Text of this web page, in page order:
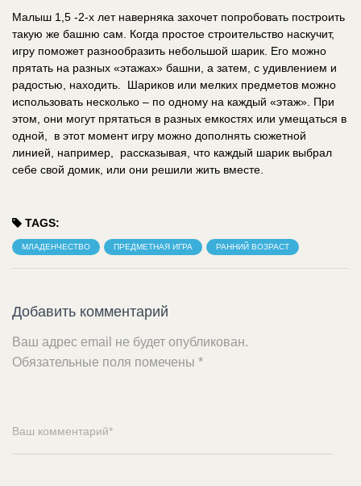
Малыш 1,5 -2-х лет наверняка захочет попробовать построить
такую же башню сам. Когда простое строительство наскучит,
игру поможет разнообразить небольшой шарик. Его можно
прятать на разных «этажах» башни, а затем, с удивлением и
радостью, находить. Шариков или мелких предметов можно
использовать несколько – по одному на каждый «этаж». При
этом, они могут прятаться в разных емкостях или умещаться в
одной, в этот момент игру можно дополнять сюжетной
линией, например, рассказывая, что каждый шарик выбрал
себе свой домик, или они решили жить вместе.
TAGS:
МЛАДЕНЧЕСТВО ПРЕДМЕТНАЯ ИГРА РАННИЙ ВОЗРАСТ
Добавить комментарий
Ваш адрес email не будет опубликован.
Обязательные поля помечены *